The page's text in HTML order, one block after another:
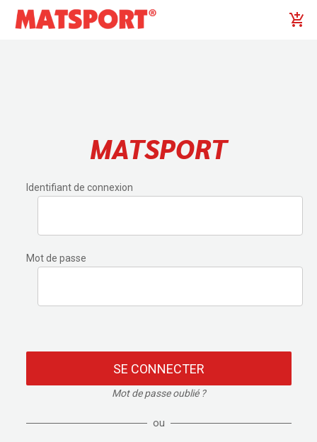
MATSPORT
Identifiant de connexion
Mot de passe
SE CONNECTER
Mot de passe oublié ?
ou